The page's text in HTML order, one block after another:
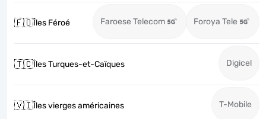
🇫🇴Îles Féroé Faroese Telecom Foroya Tele
🇹🇨Îles Turques-et-Caïques Digicel
🇻🇮Îles vierges américaines T-Mobile